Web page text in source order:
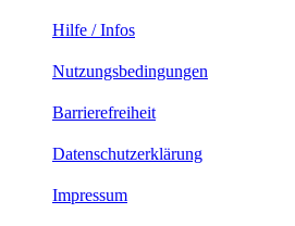
Hilfe / Infos
Nutzungsbedingungen
Barrierefreiheit
Datenschutzerklärung
Impressum